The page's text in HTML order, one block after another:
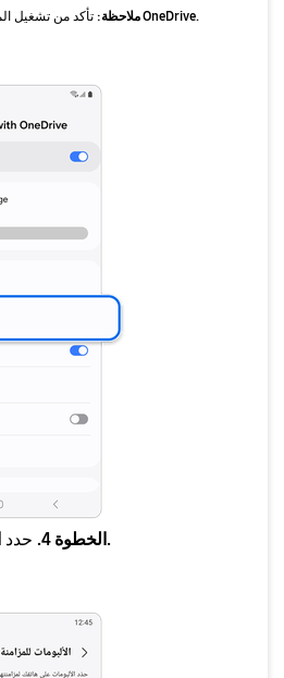
ملاحظة: تأكد من تشغيل المزامنة مع OneDrive.
الخطوة 4. حدد الألبومات المراد مزامنتها.